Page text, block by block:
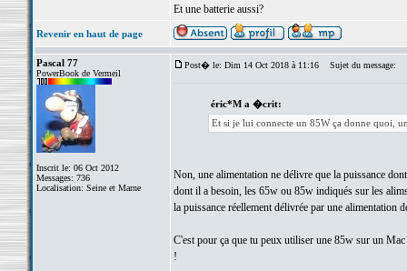
Et une batterie aussi?
Revenir en haut de page
Pascal 77
PowerBook de Vermeil
Inscrit le: 06 Oct 2012
Messages: 736
Localisation: Seine et Marne
Post� le: Dim 14 Oct 2018 à 11:16 Sujet du message:
éric*M a �crit:
Et si je lui connecte un 85W ça donne quoi,
Non, une alimentation ne délivre que la puissance
dont il a besoin, les 65w ou 85w indiqués sur les
la puissance réellement délivrée par une alimentation
C'est pour ça que tu peux utiliser une 85w sur un
!